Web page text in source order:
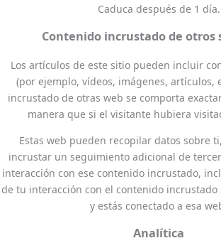
Caduca después de 1 día.
Contenido incrustado de otros
Los artículos de este sitio pueden incluir
(por ejemplo, vídeos, imágenes, artículos,
incrustado de otras web se comporta
manera que si el visitante hubiera
Estas web pueden recopilar datos sobre
incrustar un seguimiento adicional de
interacción con ese contenido incrustado,
de tu interacción con el contenido
y estás conectado a esa
Analítica